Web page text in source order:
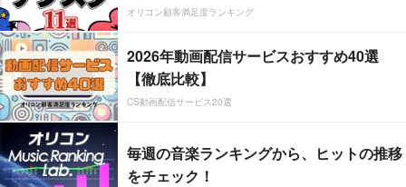
オリコン顧客満足度ランキング
2026年動画配信サービスおすすめ40選
【徹底比較】
CS動画配信サービス20選
毎週の音楽ランキングから、ヒットの推移
をチェック！